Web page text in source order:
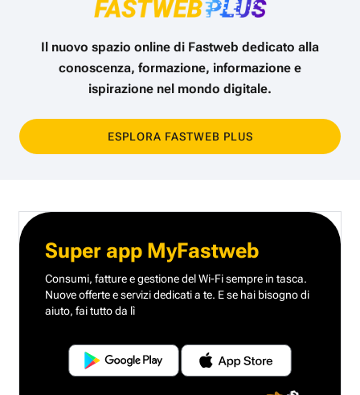
Il nuovo spazio online di Fastweb dedicato alla
conoscenza, formazione, informazione e
ispirazione nel mondo digitale.
ESPLORA FASTWEB PLUS
Super app MyFastweb
Consumi, fatture e gestione del Wi-Fi sempre in tasca.
Nuove offerte e servizi dedicati a te. E se hai bisogno di
aiuto, fai tutto da lì